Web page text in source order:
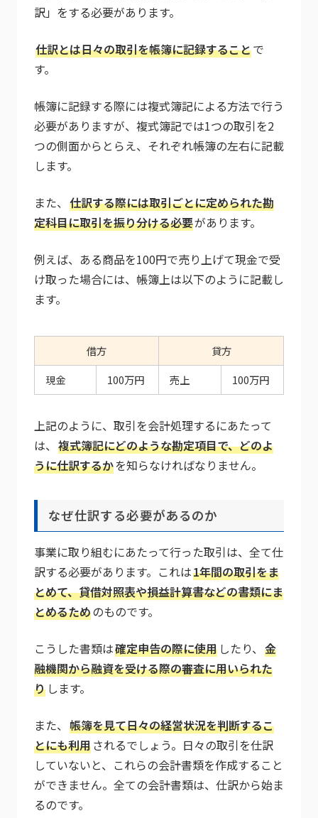
訳」をする必要があります。
仕訳とは日々の取引を帳簿に記録することで
す。
帳簿に記録する際には複式簿記による方法で行う
必要がありますが、複式簿記では1つの取引を2
つの側面からとらえ、それぞれ帳簿の左右に記載
します。
また、 仕訳する際には取引ごとに定められた勘
定科目に取引を振り分ける必要があります。
例えば、ある商品を100円で売り上げて現金で受
け取った場合には、帳簿上は以下のように記載し
ます。
借方
貸方
現金
100万円 売上 100万円
上記のように、取引を会計処理するにあたって
は、 複式簿記にどのような勘定項目で、どのよ
うに仕訳するかを知らなければなりません。
なぜ仕訳する必要があるのか
事業に取り組むにあたって行った取引は、全て仕
訳する必要があります。これは1年間の取引をま
とめて、貸借対照表や損益計算書などの書類にま
とめるためのものです。
こうした書類は確定申告の際に使用 したり、 金
融機関から融資を受ける際の審査に用いられた
り します。
また、 帳簿を見て日々の経営状況を判断するこ
とにも利用されるでしょう。日々の取引を仕訳
していないと、これらの会計書類を作成すること
ができません。全ての会計書類は、仕訳から始ま
るのです。